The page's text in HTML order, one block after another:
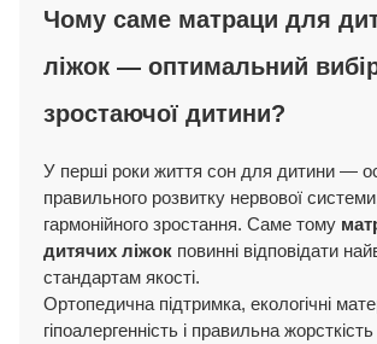
Чому саме матраци для
ліжок — оптимальний
зростаючої дитини?
У перші роки життя сон для дитини —
правильного розвитку нервової
гармонійного зростання. Саме тому
дитячих ліжокповинні відповідати
стандартам якості.
Ортопедична підтримка, екологічні
гіпоалергенність і правильна